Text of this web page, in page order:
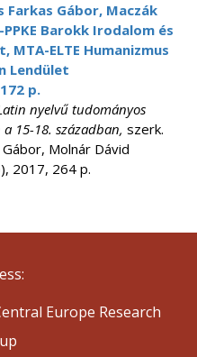
Farkas Gábor, Maczák
Barokk Irodalom és
ELTE Humanizmus
Lendület
p.
nyelvű tudományos
15-18. században, szerk.
Molnár Dávid
2017, 264 p.
Europe Research